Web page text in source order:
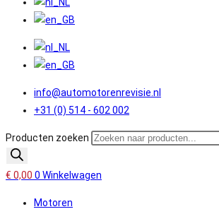
info@automotorenrevisie.nl
+31 (0) 514 - 602 002
Producten zoeken
€ 0,00 0 Winkelwagen
Motoren